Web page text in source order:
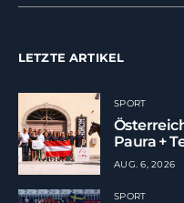
LETZTE ARTIKEL
SPORT
Paura +
AUG. 6, 2026
SPORT